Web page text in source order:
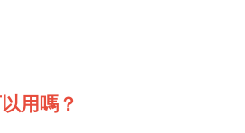
用嗎？